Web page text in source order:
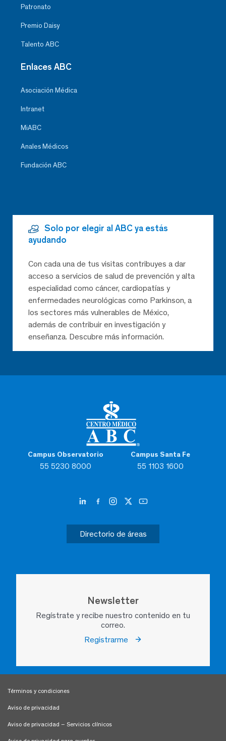
Campus Observatorio
55 5230 8000
Campus Santa Fe
55 1103 1600
Directorio de áreas
Newsletter
Regístrate y recibe nuestro contenido en tu
correo.
Registrarme
Patronato
Premio Daisy
Talento ABC
Enlaces ABC
Asociación Médica
Intranet
MiABC
Anales Médicos
Fundación ABC
Solo por elegir al ABC ya estás
ayudando
Con cada una de tus visitas contribuyes a dar
acceso a servicios de salud de prevención y alta
especialidad como cáncer, cardiopatías y
enfermedades neurológicas como Parkinson, a
los sectores más vulnerables de México,
además de contribuir en investigación y
enseñanza. Descubre más información.
Términos y condiciones
Aviso de privacidad
Aviso de privacidad – Servicios clínicos